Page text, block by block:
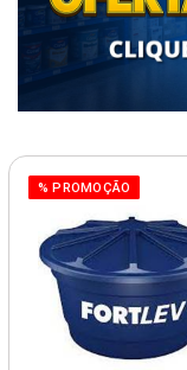
% PROMOÇÃO